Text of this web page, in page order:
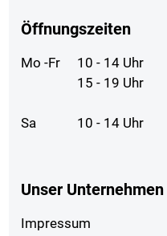
Öffnungszeiten
Mo -Fr
10 - 14 Uhr
15 - 19 Uhr
Sa 10 - 14 Uhr
Unser Unternehmen
Impressum